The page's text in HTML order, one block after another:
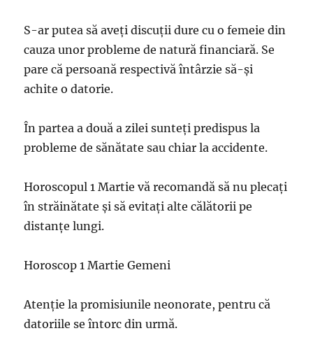
S-ar putea să aveți discuții dure cu o femeie din
cauza unor probleme de natură financiară. Se
pare că persoană respectivă întârzie să-și
achite o datorie.
În partea a două a zilei sunteți predispus la
probleme de sănătate sau chiar la accidente.
Horoscopul 1 Martie vă recomandă să nu plecați
în străinătate și să evitați alte călătorii pe
distanțe lungi.
Horoscop 1 Martie Gemeni
Atenție la promisiunile neonorate, pentru că
datoriile se întorc din urmă.